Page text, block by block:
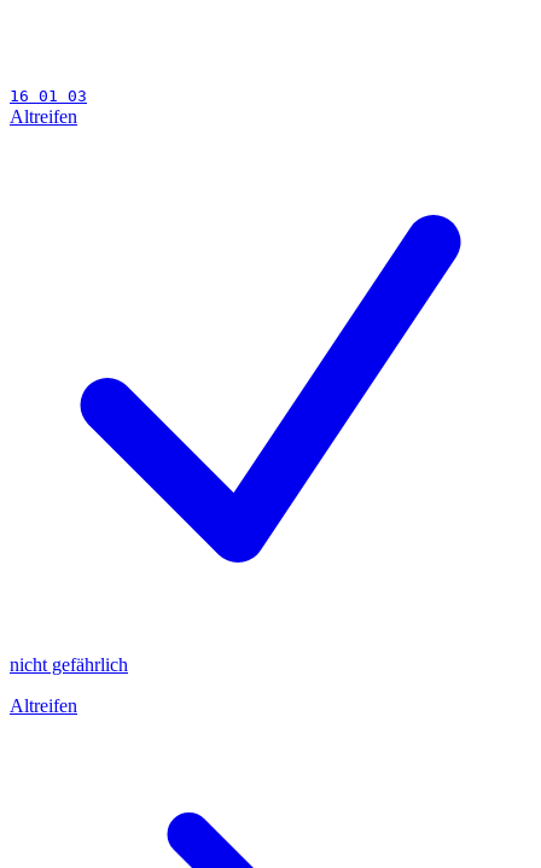
16 01 03
Altreifen
nicht gefährlich
Altreifen